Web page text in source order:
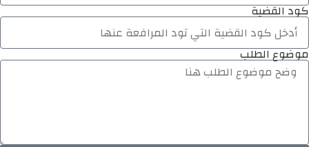
كود القضية
موضوع الطلب